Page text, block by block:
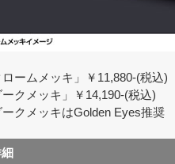
ームメッキ」￥11,880-(税込)
クメッキ」￥14,190-(税込)
クメッキはGolden Eyes推奨